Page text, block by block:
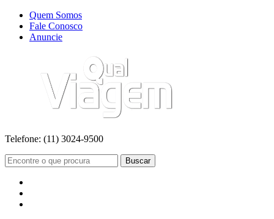
Quem Somos
Fale Conosco
Anuncie
Telefone: (11) 3024-9500
Buscar